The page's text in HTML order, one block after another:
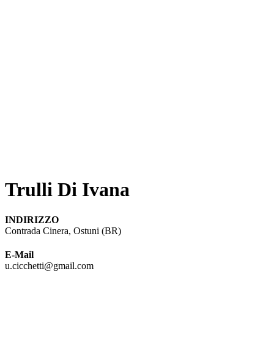
Trulli Di Ivana
INDIRIZZO
Contrada Cinera, Ostuni (BR)
E-Mail
u.cicchetti@gmail.com